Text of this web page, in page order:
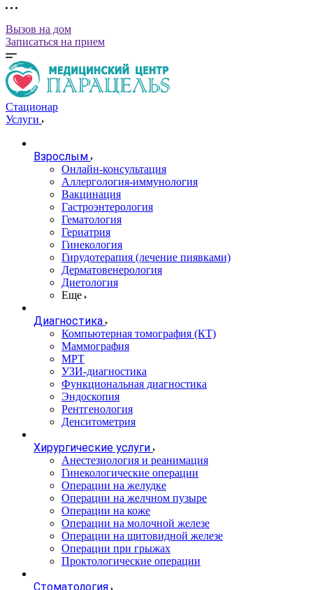
Вызов на дом
Записаться на прием
Стационар
Услуги
Взрослым
Онлайн-консультация
Аллергология-иммунология
Вакцинация
Гастроэнтерология
Гематология
Гериатрия
Гинекология
Гирудотерапия (лечение пиявками)
Дерматовенерология
Диетология
Еще
Диагностика
Компьютерная томография (КТ)
Маммография
МРТ
УЗИ-диагностика
Функциональная диагностика
Эндоскопия
Рентгенология
Денситометрия
Хирургические услуги
Анестезиология и реанимация
Гинекологические операции
Операции на желудке
Операции на желчном пузыре
Операции на коже
Операции на молочной железе
Операции на щитовидной железе
Операции при грыжах
Проктологические операции
Стоматология